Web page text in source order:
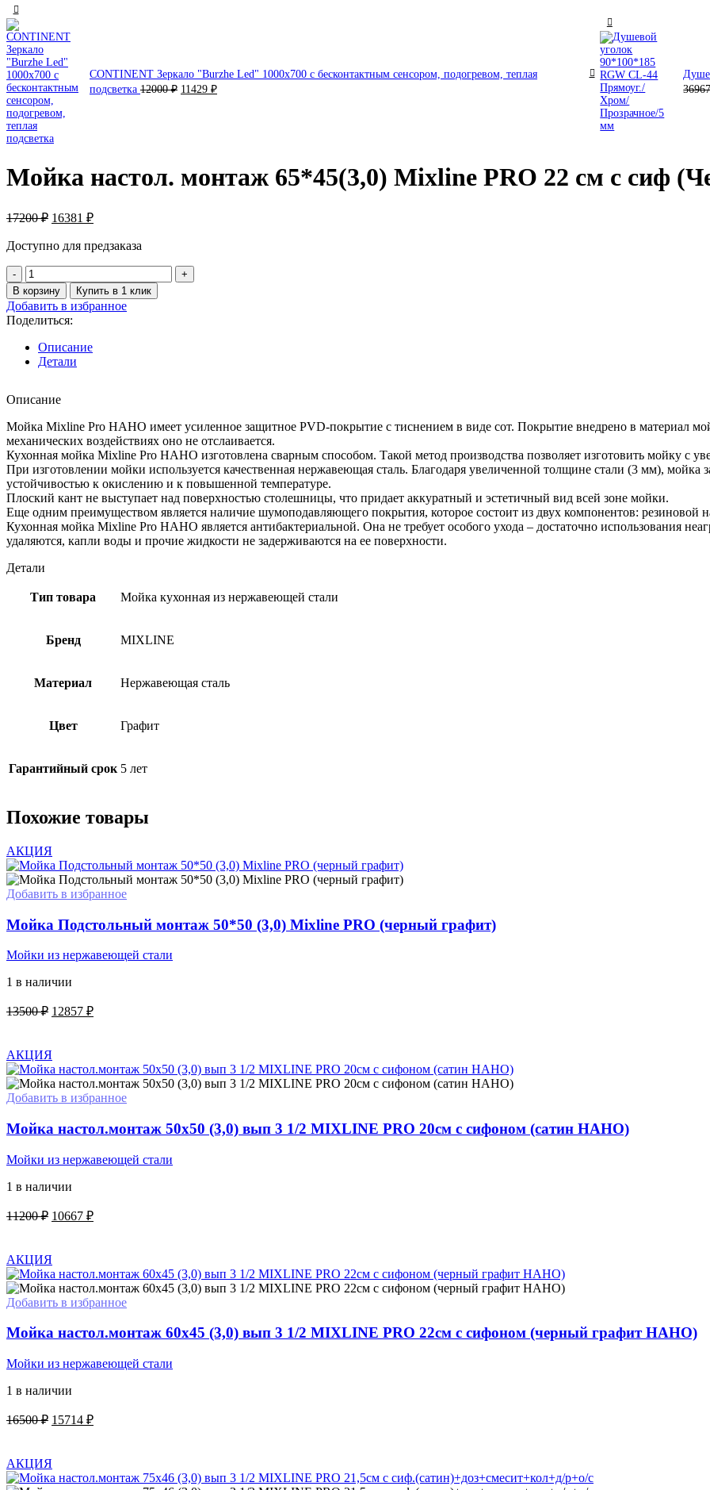
CONTINENT Зеркало "Burzhe Led" 1000х700 с бесконтактным сенсором, подогревом, теплая
подсветка 12000₽ Первоначальная
цена
11429 ₽Текущая
цена:
Мойка настол. монтаж 65*45(3,0) Mixline PRO 22 см с сиф
17200₽ Первоначальная
составляла
16381 ₽Текущая
16381 ₽.
Доступно для предзаказа
Количество
товара
Мойка
настол.
монтаж
65*45(3,0)
Mixline
PRO
см
сиф
(Черный
графит
НАНО)
В корзину Купить в 1 клик
Добавить в избранное
Поделиться:
Описание
Детали
Описание
Мойка Mixline Pro НАНО имеет усиленное защитное PVD-покрытие с тиснением в виде сот. Покрытие внедрено в материал
механических воздействиях оно не отслаивается.
Кухонная мойка Mixline Pro НАНО изготовлена сварным способом. Такой метод производства позволяет изготовить мойку с
При изготовлении мойки используется качественная нержавеющая сталь. Благодаря увеличенной толщине стали (3 мм),
устойчивостью к окислению и к повышенной температуре.
Плоский кант не выступает над поверхностью столешницы, что придает аккуратный и эстетичный вид всей зоне мойки.
Еще одним преимуществом является наличие шумоподавляющего покрытия, которое состоит из двух компонентов: резиновой
Кухонная мойка Mixline Pro НАНО является антибактериальной. Она не требует особого ухода – достаточно использования
удаляются, капли воды и прочие жидкости не задерживаются на ее поверхности.
Детали
Тип товара Мойка кухонная из нержавеющей стали
Бренд MIXLINE
Материал Нержавеющая сталь
Цвет Графит
Гарантийный срок 5 лет
Похожие товары
АКЦИЯ
Добавить в избранное
Мойка Подстольный монтаж 50*50 (3,0) Mixline PRO (черный графит)
Мойки из нержавеющей стали
1 в наличии
13500₽ Первоначальная
13500 ₽.
12857 ₽Текущая
АКЦИЯ
Добавить в избранное
Мойка настол.монтаж 50х50 (3,0) вып 3 1/2 MIXLINE PRO 20см с сифоном (сатин НАНО)
Мойки из нержавеющей стали
1 в наличии
11200₽ Первоначальная
11200 ₽.
10667 ₽Текущая
АКЦИЯ
Добавить в избранное
Мойка настол.монтаж 60х45 (3,0) вып 3 1/2 MIXLINE PRO 22см с сифоном (черный графит НАНО)
Мойки из нержавеющей стали
1 в наличии
16500₽ Первоначальная
16500 ₽.
15714 ₽Текущая
АКЦИЯ